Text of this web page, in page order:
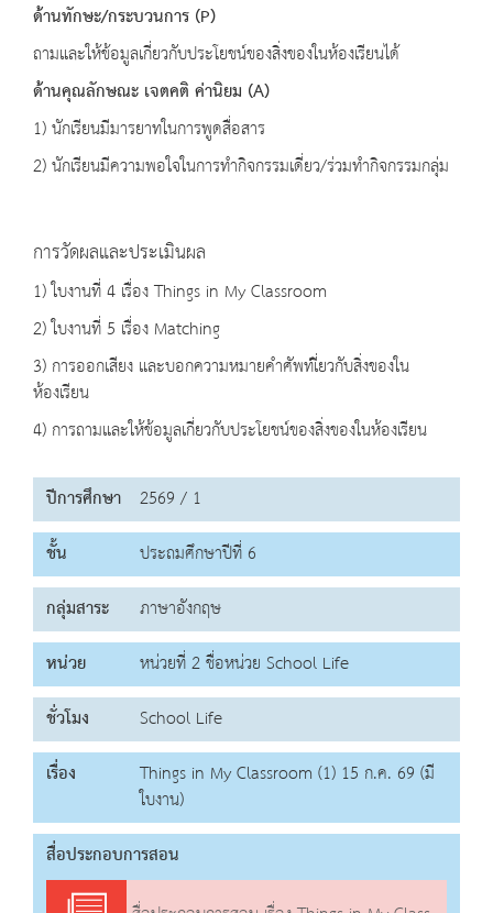
ด้านทักษะ/กระบวนการ (P)
ถามและให้ข้อมูลเกี่ยวกับประโยชน์ของสิ่งของในห้องเรียนได้
ด้านคุณลักษณะ เจตคติ ค่านิยม (A)
1) นักเรียนมีมารยาทในการพูดสื่อสาร
2) นักเรียนมีความพอใจในการทำกิจกรรมเดี่ยว/ร่วมทำกิจกรรมกลุ่ม
การวัดผลและประเมินผล
1) ใบงานที่ 4 เรื่อง Things in My Classroom
2) ใบงานที่ 5 เรื่อง Matching
3) การออกเสียง และบอกความหมายคำศัพท์เี่ยวกับสิ่งของใน
ห้องเรียน
4) การถามและให้ข้อมูลเกี่ยวกับประโยชน์ของสิ่งของในห้องเรียน
ปีการศึกษา 2569 / 1
ชั้น
ประถมศึกษาปีที่ 6
กลุ่มสาระ
ภาษาอังกฤษ
หน่วย
หน่วยที่ 2 ชื่อหน่วย School Life
ชั่วโมง
School Life
เรื่อง
Things in My Classroom (1) 15 ก.ค. 69 (มี
ใบงาน)
สื่อประกอบการสอน